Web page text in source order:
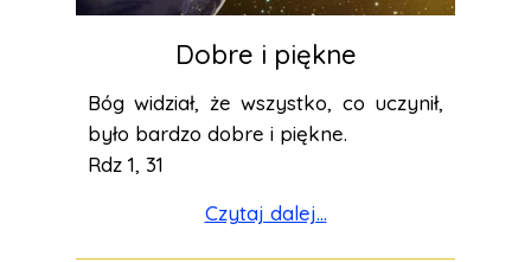
Dobre i piękne
Bóg widział, że wszystko, co uczynił,
było bardzo dobre i piękne.
Rdz 1, 31
Czytaj dalej...